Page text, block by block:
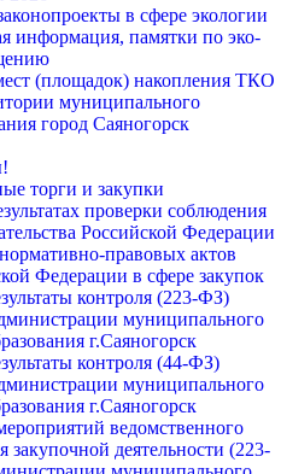
в сфере экологии
информация, памятки по эко-
(площадок) накопления ТКО
муниципального
город Саяногорск
торги и закупки
проверки соблюдения
Российской Федерации
правовых актов
Федерации в сфере закупок
контроля (223-ФЗ)
муниципального
г.Саяногорск
контроля (44-ФЗ)
муниципального
г.Саяногорск
ведомственного
закупочной деятельности (223-